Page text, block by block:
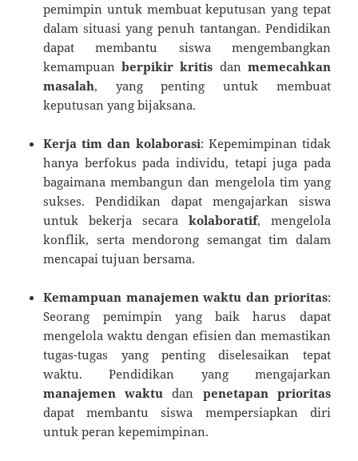
pemimpin untuk membuat keputusan yang tepat
dalam situasi yang penuh tantangan. Pendidikan
dapat membantu siswa mengembangkan
kemampuanberpikir kritis dan memecahkan
masalah, yang penting untuk membuat
keputusan yang bijaksana.
Kerja tim dan kolaborasi: Kepemimpinan tidak
hanya berfokus pada individu, tetapi juga pada
bagaimana membangun dan mengelola tim yang
sukses. Pendidikan dapat mengajarkan siswa
untuk bekerja secara kolaboratif, mengelola
konflik, serta mendorong semangat tim dalam
mencapai tujuan bersama.
Kemampuan manajemen waktu dan prioritas:
Seorang pemimpin yang baik harus dapat
mengelola waktu dengan efisien dan memastikan
tugas-tugas yang penting diselesaikan tepat
waktu. Pendidikan yang mengajarkan
manajemen waktu dan penetapan prioritas
dapat membantu siswa mempersiapkan diri
untuk peran kepemimpinan.